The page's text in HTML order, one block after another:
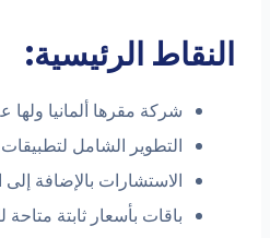
الرئيسية:
شركة مقرها ألمانيا ولها
التطوير الشامل لتطبيقات
الاستشارات بالإضافة إلى البناء
باقات بأسعار ثابتة متاحة